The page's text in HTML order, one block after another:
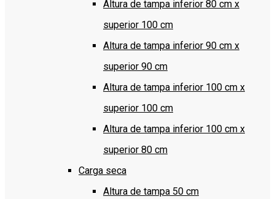
Altura de tampa inferior 80 cm x
superior 100 cm
Altura de tampa inferior 90 cm x
superior 90 cm
Altura de tampa inferior 100 cm x
superior 100 cm
Altura de tampa inferior 100 cm x
superior 80 cm
Carga seca
Altura de tampa 50 cm